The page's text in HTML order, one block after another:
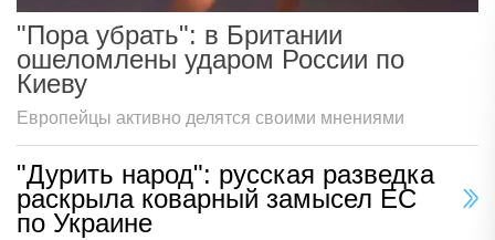
"Пора убрать": в Британии
ошеломлены ударом России по
Киеву
Европейцы активно делятся своими мнениями
"Дурить народ": русская разведка
раскрыла коварный замысел ЕС
по Украине